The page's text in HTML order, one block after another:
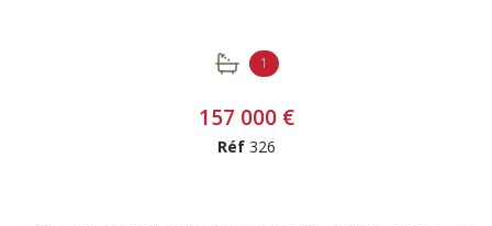
1
157 000 €
Réf 326